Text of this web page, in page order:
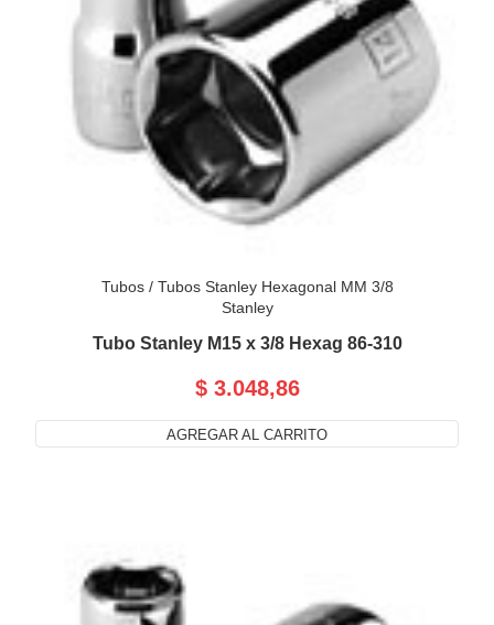
Tubos/ Tubos Stanley Hexagonal MM 3/8
Stanley
Tubo Stanley M15 x 3/8 Hexag 86-310
$ 3.048,86
AGREGAR AL CARRITO